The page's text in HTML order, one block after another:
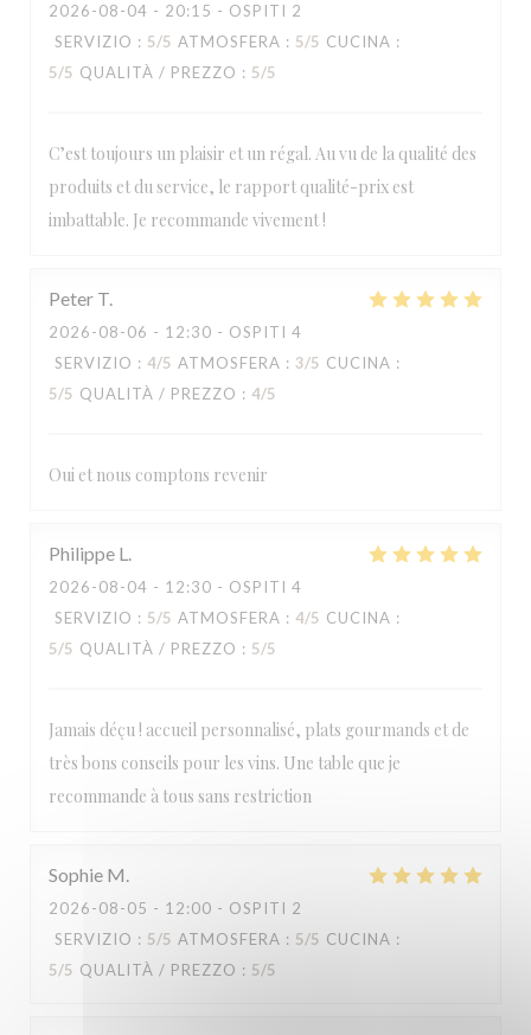
2026-08-04 - 20:15 - OSPITI 2
SERVIZIO : 5/5 ATMOSFERA : 5/5 CUCINA :
5/5 QUALITÀ / PREZZO : 5/5
C’est toujours un plaisir et un régal. Au vu de la qualité des
produits et du service, le rapport qualité-prix est
imbattable. Je recommande vivement !
Peter T
2026-08-06 - 12:30 - OSPITI 4
SERVIZIO : 4/5 ATMOSFERA : 3/5 CUCINA :
5/5 QUALITÀ / PREZZO : 4/5
Oui et nous comptons revenir
Philippe L
2026-08-04 - 12:30 - OSPITI 4
SERVIZIO : 5/5 ATMOSFERA : 4/5 CUCINA :
5/5 QUALITÀ / PREZZO : 5/5
Jamais déçu ! accueil personnalisé, plats gourmands et de
très bons conseils pour les vins. Une table que je
recommande à tous sans restriction
Sophie M
2026-08-05 - 12:00 - OSPITI 2
SERVIZIO : 5/5 ATMOSFERA : 5/5 CUCINA :
5/5 QUALITÀ / PREZZO : 5/5
LA TABLE DE CATUSSEAU